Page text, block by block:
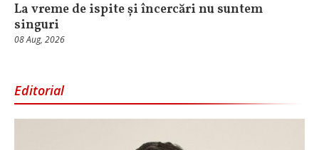
La vreme de ispite și încercări nu suntem
singuri
08 Aug, 2026
Editorial